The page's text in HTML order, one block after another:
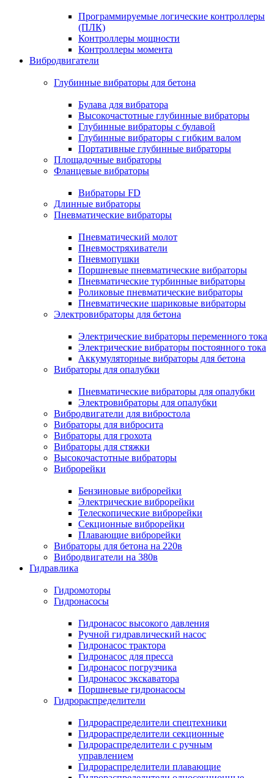
Программируемые логические контроллеры
(ПЛК)
Контроллеры мощности
Контроллеры момента
Вибродвигатели
Глубинные вибраторы для бетона
Булава для вибратора
Высокочастотные глубинные вибраторы
Глубинные вибраторы с булавой
Глубинные вибраторы с гибким валом
Портативные глубинные вибраторы
Площадочные вибраторы
Фланцевые вибраторы
Вибраторы FD
Длинные вибраторы
Пневматические вибраторы
Пневматический молот
Пневмостряхиватели
Пневмопушки
Поршневые пневматические вибраторы
Пневматические турбинные вибраторы
Роликовые пневматические вибраторы
Пневматические шариковые вибраторы
Электровибраторы для бетона
Электрические вибраторы переменного тока
Электрические вибраторы постоянного тока
Аккумуляторные вибраторы для бетона
Вибраторы для опалубки
Пневматические вибраторы для опалубки
Электровибраторы для опалубки
Вибродвигатели для вибростола
Вибраторы для вибросита
Вибраторы для грохота
Вибраторы для стяжки
Высокочастотные вибраторы
Виброрейки
Бензиновые виброрейки
Электрические виброрейки
Телескопические виброрейки
Секционные виброрейки
Плавающие виброрейки
Вибраторы для бетона на 220в
Вибродвигатели на 380в
Гидравлика
Гидромоторы
Гидронасосы
Гидронасос высокого давления
Ручной гидравлический насос
Гидронасос трактора
Гидронасос для пресса
Гидронасос погрузчика
Гидронасос экскаватора
Поршневые гидронасосы
Гидрораспределители
Гидрораспределители спецтехники
Гидрораспределители секционные
Гидрораспределители с ручным
управлением
Гидрораспределители плавающие